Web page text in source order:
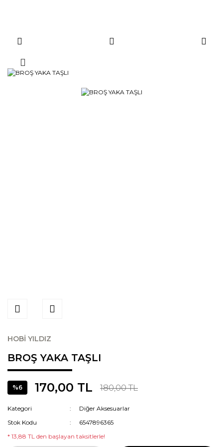
HOBİ YILDIZ
BROŞ YAKA TAŞLI
%6 170,00 TL 180,00 TL
Kategori
Diğer Aksesuarlar
Stok Kodu
6547896365
* 13,88 TL den başlayan taksitlerle!